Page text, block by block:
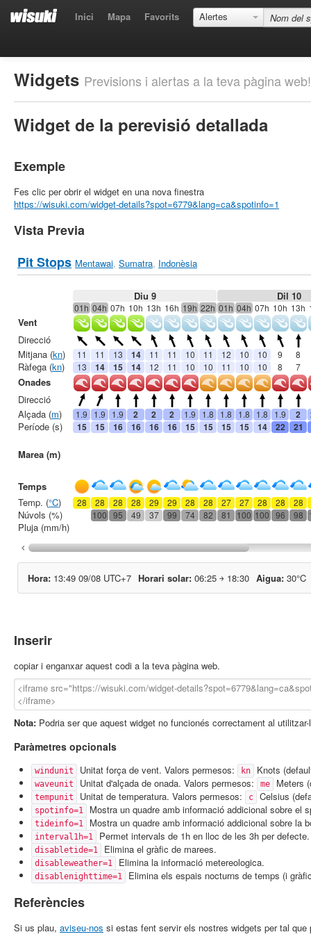
Inici Mapa Favorits Alertes
Widgets Previsions i alertas a la teva pàgina web!
Widget de la perevisió detallada
Exemple
Fes clic per obrir el widget en una nova finestra
https://wisuki.com/widget-details?spot=6779&lang=ca&spotinfo=1
Vista Previa
Inserir
copiar i enganxar aquest codi a la teva pàgina web.
Nota: Podria ser que aquest widget no funcionés correctament al
Paràmetres opcionals
windunit Unitat força de vent. Valors permesos: kn Knots
waveunit Unitat d'alçada de onada. Valors permesos: me Meters
tempunit Unitat de temperatura. Valors permesos: c Celsius
spotinfo=1 Mostra un quadre amb informació addicional sobre el
tideinfo=1 Mostra un quadre amb informació addicional sobre la
interval1h=1 Permet intervals de 1h en lloc de les 3h per defecte.
disabletide=1 Elimina el gràfic de marees.
disableweather=1 Elimina la informació metereologica.
disablenighttime=1 Elimina els espais nocturns de temps (i
Referències
Si us plau, aviseu-nos si estas fent servir els nostres widgets per tal